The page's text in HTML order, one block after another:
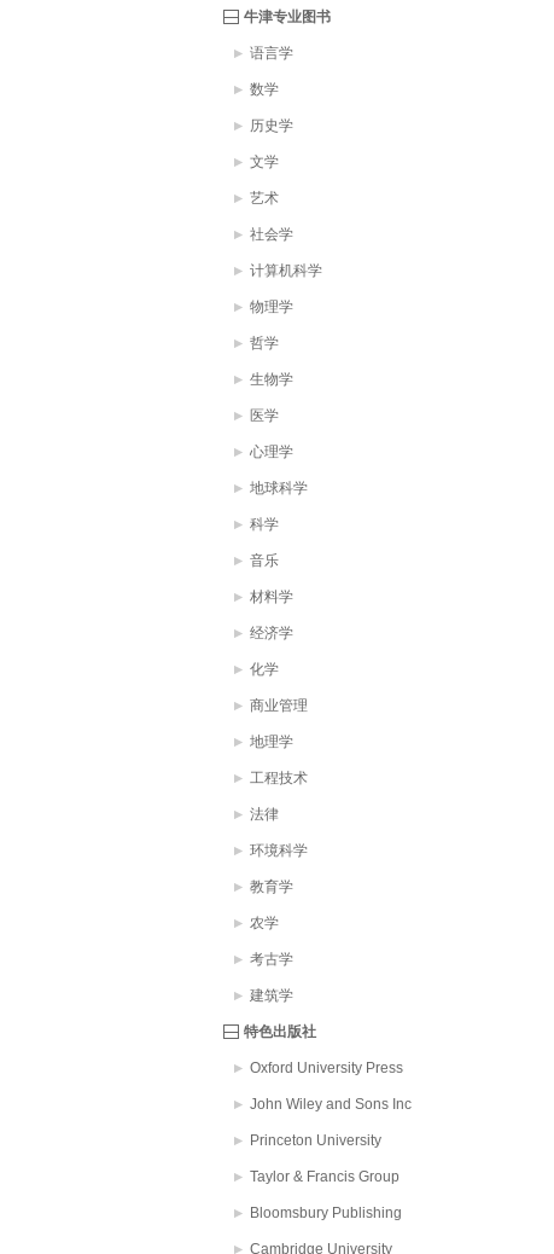
牛津专业图书
语言学
数学
历史学
文学
艺术
社会学
计算机科学
物理学
哲学
生物学
医学
心理学
地球科学
科学
音乐
材料学
经济学
化学
商业管理
地理学
工程技术
法律
环境科学
教育学
农学
考古学
建筑学
特色出版社
Oxford University Press
John Wiley and Sons Inc
Princeton University
Taylor & Francis Group
Bloomsbury Publishing
PLC
Cambridge University